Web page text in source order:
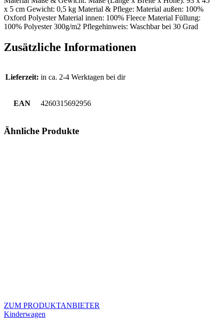
x 5 cm Gewicht: 0,5 kg Material & Pflege: Material außen: 100%
Oxford Polyester Material innen: 100% Fleece Material Füllung:
100% Polyester 300g/m2 Pflegehinweis: Waschbar bei 30 Grad
Zusätzliche Informationen
Lieferzeit: in ca. 2-4 Werktagen bei dir
EAN 4260315692956
Ähnliche Produkte
ZUM PRODUKTANBIETER
Kinderwagen